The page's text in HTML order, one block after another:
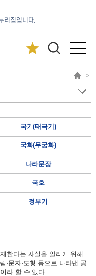
리집입니다.
>
국기(태극기)
국화(무궁화)
나라문장
국호
정부기
한다는 사실을 알리기 위해
·문자·도형 등으로 나타낸 공
라 할 수 있다.